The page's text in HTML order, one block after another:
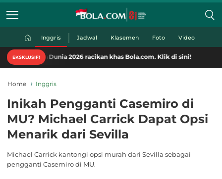
Inggris Jadwal Klasemen Foto Video
EKSKLUSIF!
2026 racikan khas Bola.com. Klik di sini!
Home Inggris
Inikah Pengganti Casemiro di
MU? Michael Carrick Dapat Opsi
Menarik dari Sevilla
Michael Carrick kantongi opsi murah dari Sevilla sebagai
pengganti Casemiro di MU.